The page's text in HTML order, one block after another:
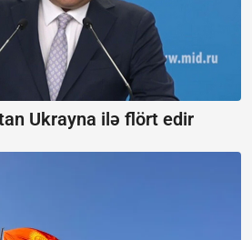
Ukrayna ilə flört edir